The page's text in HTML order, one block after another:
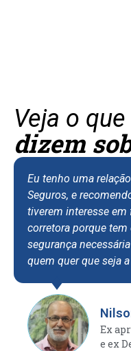
Veja o
dizem
Eu tenho uma
Seguros, e
tiverem interesse em
corretora porque
segurança
quem quer que seja
Ex
e ex